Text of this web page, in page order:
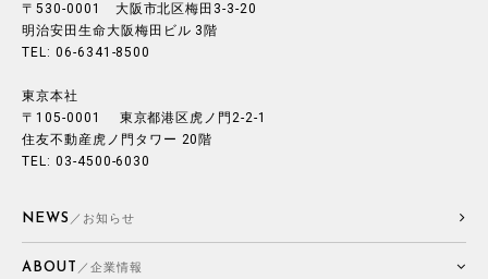
〒530-0001 大阪市北区梅田3-3-20
明治安田生命大阪梅田ビル 3階
TEL: 06-6341-8500
東京本社
〒105-0001 東京都港区虎ノ門2-2-1
住友不動産虎ノ門タワー 20階
TEL: 03-4500-6030
NEWS ／お知らせ
ABOUT ／企業情報